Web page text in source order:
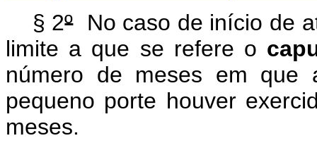
§ 2ºNo caso de início de
limite a que se refere o
número de meses em que
pequeno porte houver
meses.